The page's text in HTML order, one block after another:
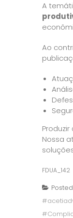
A
Ao
Nossa
FDUA_142